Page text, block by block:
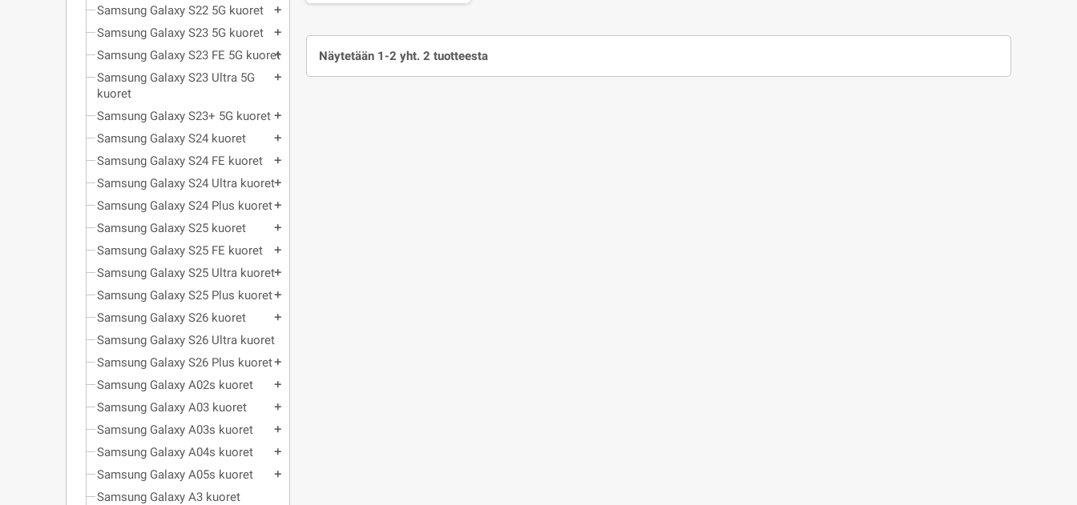
Samsung Galaxy S22 5G kuoret add
Samsung Galaxy S23 5G kuoret add
Samsung Galaxy S23 FE 5G kuoret
add
Samsung Galaxy S23 Ultra 5G
kuoret
add
Samsung Galaxy S23+ 5G kuoret add
Samsung Galaxy S24 kuoret add
Samsung Galaxy S24 FE kuoret add
Samsung Galaxy S24 Ultra kuoretadd
Samsung Galaxy S24 Plus kuoretadd
Samsung Galaxy S25 kuoret add
Samsung Galaxy S25 FE kuoret add
Samsung Galaxy S25 Ultra kuoretadd
Samsung Galaxy S25 Plus kuoretadd
Samsung Galaxy S26 kuoret add
Samsung Galaxy S26 Ultra kuoret
Samsung Galaxy S26 Plus kuoretadd
Samsung Galaxy A02s kuoret add
Samsung Galaxy A03 kuoret add
Samsung Galaxy A03s kuoret add
Samsung Galaxy A04s kuoret add
Samsung Galaxy A05s kuoret add
Samsung Galaxy A3 kuoret
Näytetään 1-2 yht. 2 tuotteesta